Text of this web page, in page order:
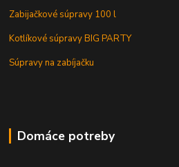
Zabijačkové súpravy 100 l
Kotlíkové súpravy BIG PARTY
Súpravy na zabíjačku
Domáce potreby